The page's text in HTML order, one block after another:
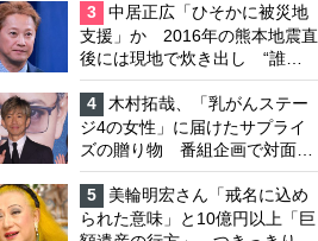
3
中居正広「ひそかに被災地
支援」か 2016年の熊本地震直
後には現地で炊き出し “誰に
も知られなくて良い”と、むし
ろ強まる福祉活動への思い
4
木村拓哉、「乳がんステー
ジ4の女性」に届けたサプライ
ズの贈り物 番組企画で対面し
たファンが、夢と希望を与える
心遣いに「うれしくて号泣しま
した」
5
美輪明宏さん「戒名に込め
られた意味」と10億円以上「巨